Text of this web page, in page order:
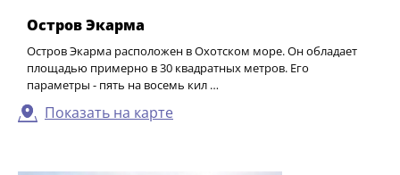
Остров Экарма
Остров Экарма расположен в Охотском море. Он обладает
площадью примерно в 30 квадратных метров. Его
параметры - пять на восемь кил …
Показать на карте